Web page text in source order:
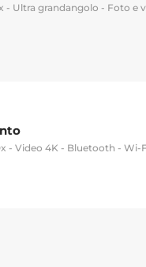
- Ultra grandangolo - Foto e
- Video 4K - Bluetooth - Wi-